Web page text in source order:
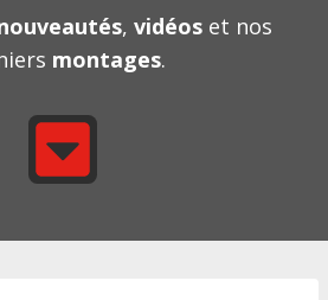
, vidéos et nos
montages.